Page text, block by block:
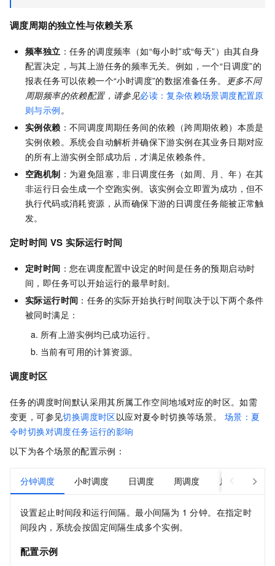
调度周期的独立性与依赖关系
频率独立 ：任务的调度频率（如“每小时”或“每天”）由其自身
配置决定，与其上游任务的频率无关。例如，一个“日调度”的
报表任务可以依赖一个“小时调度”的数据准备任务。
更多不同
周期频率的依赖配置，请参见必读：复杂依赖场景调度配置原
则与示例。
实例依赖 ：不同调度周期任务间的依赖（跨周期依赖）本质是
实例依赖。系统会自动解析并确保下游实例在其业务日期对应
的所有上游实例全部成功后，才满足依赖条件。
空跑机制 ：为避免阻塞，非日调度任务（如周、月、年）在其
非运行日会生成一个空跑实例。该实例会立即置为成功，但不
执行代码或消耗资源，从而确保下游的日调度任务能被正常触
发。
定时时间 VS 实际运行时间
定时时间 ：您在调度配置中设定的时间是任务的预期启动时
间，即任务可以开始运行的最早时刻。
实际运行时间 ：任务的实际开始执行时间取决于以下两个条件
被同时满足：
所有上游实例均已成功运行。
当前有可用的计算资源。
调度时区
任务的调度时间默认采用其所属工作空间地域对应的时区。如需
变更，可参见切换调度时区以应对夏令时切换等场景。场景：夏
令时切换对调度任务运行的影响
以下为各个场景的配置示例：
分钟调度 小时调度 日调度 周调度 月调度
设置起止时间段和运行间隔。最小间隔为 1 分钟。在指定时
间段内，系统会按固定间隔生成多个实例。
配置示例